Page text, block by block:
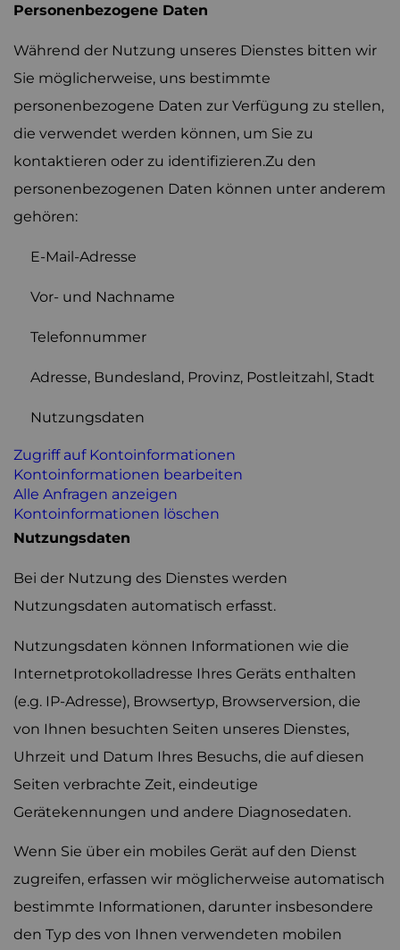
Personenbezogene Daten
Während der Nutzung unseres Dienstes bitten wir
Sie möglicherweise, uns bestimmte
personenbezogene Daten zur Verfügung zu stellen,
die verwendet werden können, um Sie zu
kontaktieren oder zu identifizieren.Zu den
personenbezogenen Daten können unter anderem
gehören:
E-Mail-Adresse
Vor- und Nachname
Telefonnummer
Adresse, Bundesland, Provinz, Postleitzahl, Stadt
Nutzungsdaten
Zugriff auf Kontoinformationen
Kontoinformationen bearbeiten
Alle Anfragen anzeigen
Kontoinformationen löschen
Nutzungsdaten
Bei der Nutzung des Dienstes werden
Nutzungsdaten automatisch erfasst.
Nutzungsdaten können Informationen wie die
Internetprotokolladresse Ihres Geräts enthalten
(e.g. IP-Adresse), Browsertyp, Browserversion, die
von Ihnen besuchten Seiten unseres Dienstes,
Uhrzeit und Datum Ihres Besuchs, die auf diesen
Seiten verbrachte Zeit, eindeutige
Gerätekennungen und andere Diagnosedaten.
Wenn Sie über ein mobiles Gerät auf den Dienst
zugreifen, erfassen wir möglicherweise automatisch
bestimmte Informationen, darunter insbesondere
den Typ des von Ihnen verwendeten mobilen